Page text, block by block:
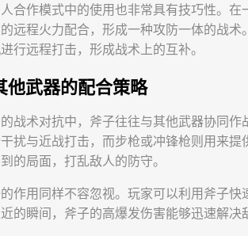
合作模式中的使用也非常具有技巧性。
远程火力配合，形成一种攻防一体的战
行远程打击，形成战术上的互补。
他武器的配合策略
战术对抗中，斧子往往与其他武器协同
扰与近战打击，而步枪或冲锋枪则用来
的局面，打乱敌人的防守。
作用同样不容忽视。玩家可以利用斧子快
的瞬间，斧子的高爆发伤害能够迅速解决